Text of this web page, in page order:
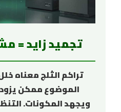
تجميد زايد =
تراكم الثلج معناه
الموضوع ممكن
ويجهد المكونات.